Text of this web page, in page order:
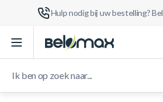
Hulp nodig bij uw bestelling? Bel
Ga naar de inhoud